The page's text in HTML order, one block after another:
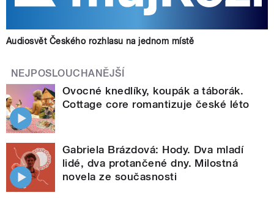
Audiosvět Českého rozhlasu na jednom místě
NEJPOSLOUCHANĚJŠÍ
Ovocné knedlíky, koupák a táborák.
Cottage core romantizuje české léto
Gabriela Brázdová: Hody. Dva mladí
lidé, dva protančené dny. Milostná
novela ze současnosti